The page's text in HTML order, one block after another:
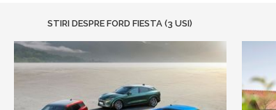
STIRI DESPRE FORD FIESTA (3 USI)